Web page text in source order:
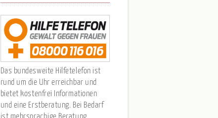
Das bundesweite Hilfetelefon ist
rund um die Uhr erreichbar und
bietet kostenfrei Informationen
und eine Erstberatung. Bei Bedarf